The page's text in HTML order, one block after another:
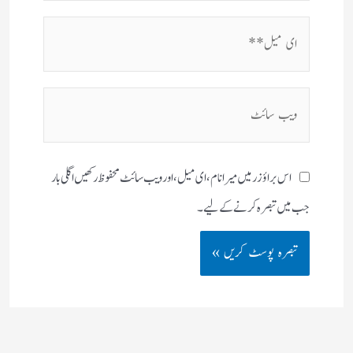
اس براؤزر میں میرا نام، ای میل، اور ویب سائٹ محفوظ رکھیں اگلی بار
جب میں تبصرہ کرنے کےلیے۔